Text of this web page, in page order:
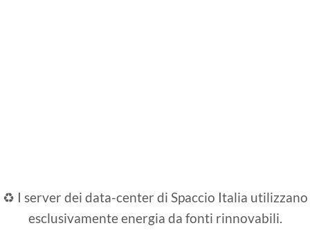
♻️ I server dei data-center di Spaccio Italia utilizzano
esclusivamente energia da fonti rinnovabili.